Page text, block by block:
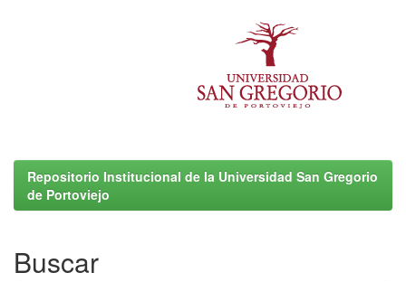
Repositorio Institucional de la Universidad San Gregorio
de Portoviejo
Buscar